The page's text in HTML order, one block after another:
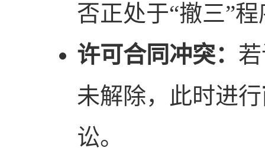
否正处于“撤三”
许可合同冲突：
未解除，此时进行
讼。